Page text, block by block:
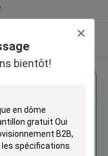
bientôt!
optique en
d'ingénierie
Oui pour les